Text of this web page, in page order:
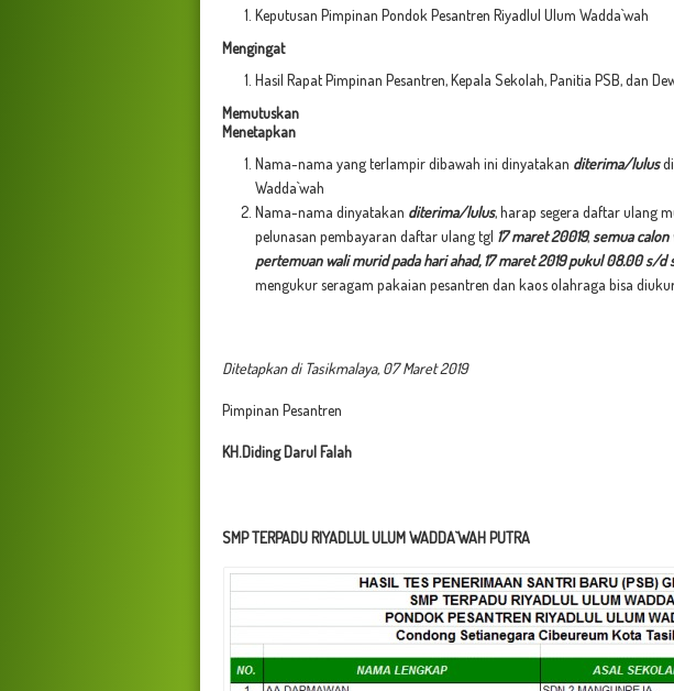
Keputusan Pimpinan Pondok Pesantren Riyadlul Ulum Wadda`wah
Mengingat
Hasil Rapat Pimpinan Pesantren, Kepala Sekolah, Panitia PSB, dan
Memutuskan
Menetapkan
Nama-nama yang terlampir dibawah ini dinyatakan diterima/lulusdi
Wadda`wah
Nama-nama dinyatakan diterima/lulus, harap segera daftar ulang
pelunasan pembayaran daftar ulang tgl 17 maret 20019,semua calon
pertemuan wali murid pada hari ahad,17 maret 2019pukul 08.00 s/d
mengukur seragam pakaian pesantren dan kaos olahraga bisa
Ditetapkan di Tasikmalaya, 07 Maret 2019
Pimpinan Pesantren
KH.Diding Darul Falah
SMP TERPADU RIYADLUL ULUM WADDA`WAH PUTRA